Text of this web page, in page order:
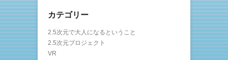
カテゴリー
2.5次元で大人になるということ
2.5次元プロジェクト
VR